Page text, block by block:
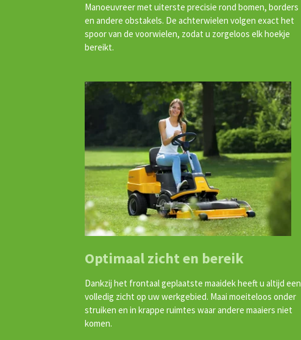
Manoeuvreer met uiterste precisie rond bomen, borders
en andere obstakels. De achterwielen volgen exact het
spoor van de voorwielen, zodat u zorgeloos elk hoekje
bereikt.
Optimaal zicht en bereik
Dankzij het frontaal geplaatste maaidek heeft u altijd een
volledig zicht op uw werkgebied. Maai moeiteloos onder
struiken en in krappe ruimtes waar andere maaiers niet
komen.